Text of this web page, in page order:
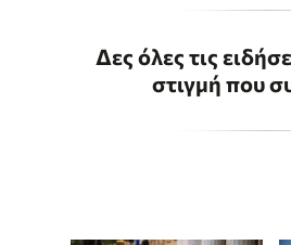
Δες όλες τις
στιγμή που